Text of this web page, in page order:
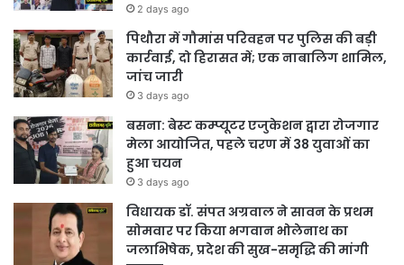
2 days ago
पिथौरा में गौमांस परिवहन पर पुलिस की बड़ी
कार्रवाई, दो हिरासत में; एक नाबालिग शामिल,
जांच जारी
3 days ago
बसना: बेस्ट कम्प्यूटर एजुकेशन द्वारा रोजगार
मेला आयोजित, पहले चरण में 38 युवाओं का
हुआ चयन
3 days ago
विधायक डॉ. संपत अग्रवाल ने सावन के प्रथम
सोमवार पर किया भगवान भोलेनाथ का
जलाभिषेक, प्रदेश की सुख-समृद्धि की मांगी